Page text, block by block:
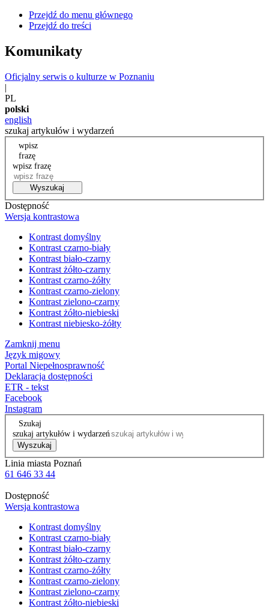
Przejdź do menu głównego
Przejdź do treści
Komunikaty
Oficjalny serwis o kulturze w Poznaniu
|
PL
polski
english
szukaj artykułów i wydarzeń
wpisz
frazę
wpisz frazę
Wyszukaj
Dostępność
Wersja kontrastowa
Kontrast domyślny
Kontrast czarno-biały
Kontrast biało-czarny
Kontrast żółto-czarny
Kontrast czarno-żółty
Kontrast czarno-zielony
Kontrast zielono-czarny
Kontrast żółto-niebieski
Kontrast niebiesko-żółty
Zamknij menu
Język migowy
Portal Niepełnosprawność
Deklaracja dostępności
ETR - tekst
Facebook
Instagram
Szukaj
szukaj artykułów i wydarzeń
Wyszukaj
Linia miasta Poznań
61 646 33 44
Dostępność
Wersja kontrastowa
Kontrast domyślny
Kontrast czarno-biały
Kontrast biało-czarny
Kontrast żółto-czarny
Kontrast czarno-żółty
Kontrast czarno-zielony
Kontrast zielono-czarny
Kontrast żółto-niebieski